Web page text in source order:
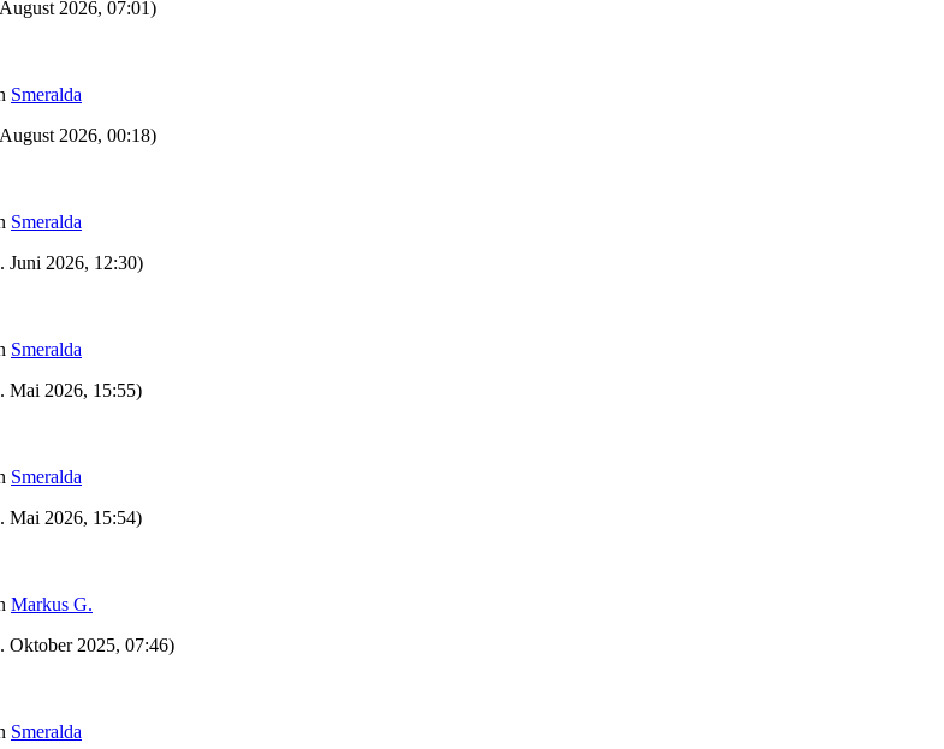
2026, 07:01)
Smeralda
2026, 00:18)
Smeralda
Juni 2026, 12:30)
Smeralda
Mai 2026, 15:55)
Smeralda
Mai 2026, 15:54)
Markus G.
Oktober 2025, 07:46)
Smeralda